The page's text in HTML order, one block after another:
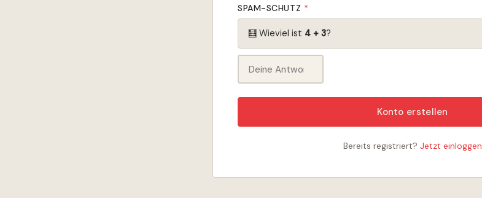
SPAM-SCHUTZ *
🧮 Wieviel ist 4 + 3?
Konto erstellen
Bereits registriert? Jetzt einloggen